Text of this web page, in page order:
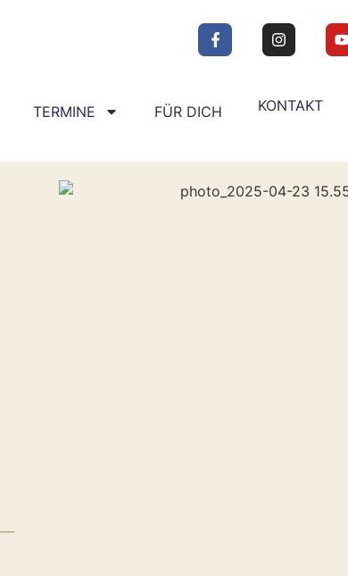
TERMINE FÜR DICH KONTAKT